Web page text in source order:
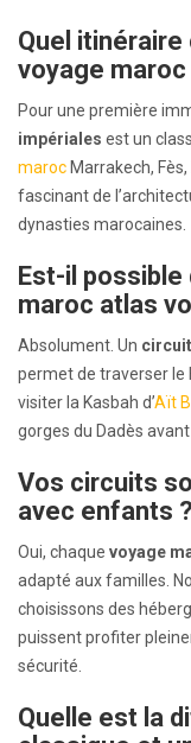
Quel
voyage
Pour une première
impériales est un
maroc Marrakech,
fascinant de
dynasties marocaines.
Est-il possible
maroc atlas
Absolument. Un
permet de traverser le
visiter la Kasbah d’Aït
gorges du Dadès
Vos circuits
avec enfants ?
Oui, chaque voyage
adapté aux familles.
choisissons des
puissent profiter
sécurité.
Quelle est la